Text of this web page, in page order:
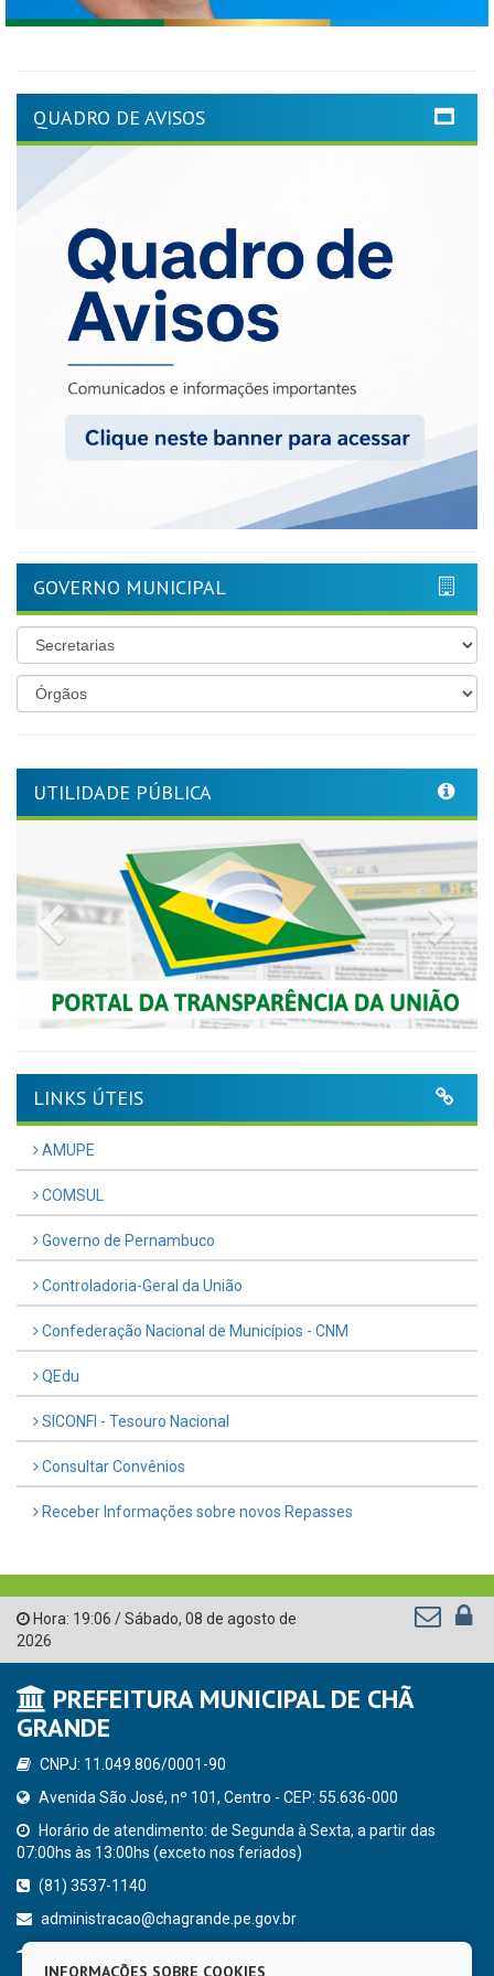
QUADRO DE AVISOS
GOVERNO MUNICIPAL
UTILIDADE PÚBLICA
Previous
LINKS ÚTEIS
AMUPE
COMSUL
Governo de Pernambuco
Controladoria-Geral da União
Confederação Nacional de Municípios - CNM
QEdu
SICONFI - Tesouro Nacional
Consultar Convênios
Receber Informações sobre novos Repasses
Hora: 19:06 /Sábado, 08 de agosto de
2026
PREFEITURA MUNICIPAL DE CHÃ
GRANDE
CNPJ: 11.049.806/0001-90
Avenida São José, nº 101, Centro - CEP: 55.636-000
Horário de atendimento: de Segunda à Sexta, a partir das
07:00hs às 13:00hs (exceto nos feriados)
(81) 3537-1140
administracao@chagrande.pe.gov.br
INFORMAÇÕES SOBRE COOKIES